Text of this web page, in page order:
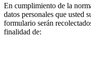
En cumplimiento de la
datos personales que usted
formulario serán
finalidad de: